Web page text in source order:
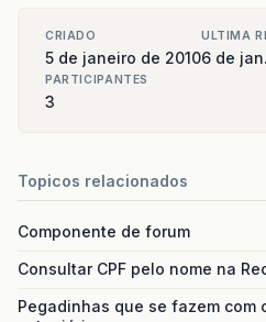
CRIADO
5 de janeiro de 2010
ULTIMA
6 de
PARTICIPANTES
3
Topicos relacionados
Componente de forum
Consultar CPF pelo nome na
Pegadinhas que se fazem com